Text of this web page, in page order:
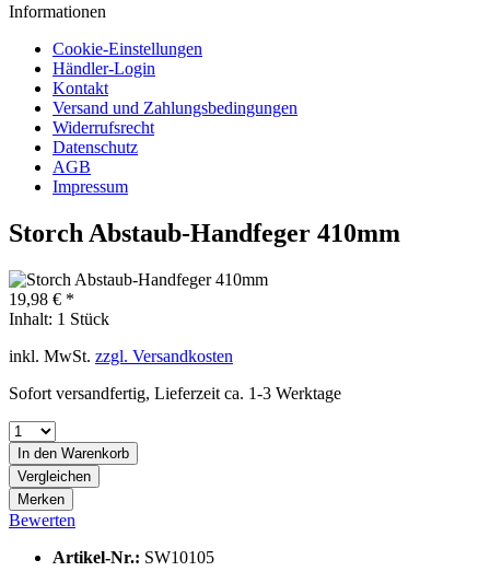
Informationen
Cookie-Einstellungen
Händler-Login
Kontakt
Versand und Zahlungsbedingungen
Widerrufsrecht
Datenschutz
AGB
Impressum
Storch Abstaub-Handfeger 410mm
19,98 € *
Inhalt: 1 Stück
inkl. MwSt. zzgl. Versandkosten
Sofort versandfertig, Lieferzeit ca. 1-3 Werktage
In den Warenkorb
Vergleichen
Merken
Bewerten
Artikel-Nr.: SW10105